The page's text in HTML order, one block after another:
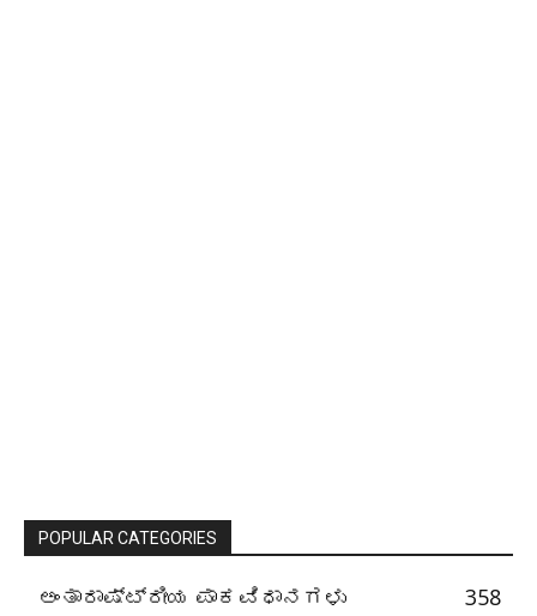
POPULAR CATEGORIES
ಅಂತಾರಾಷ್ಟ್ರೀಯ ಪಾಕವಿಧಾನಗಳು
358